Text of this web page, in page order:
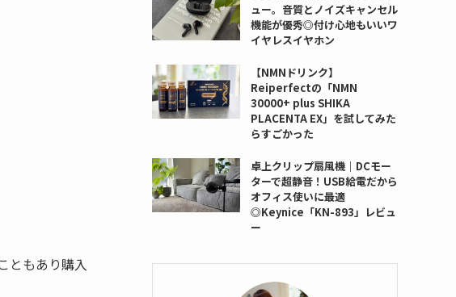
ともあり購入
ュー。音質とノイズキャンセル
機能が優秀◎付け心地もいいワ
イヤレスイヤホン
【NMNドリンク】
Reiperfectの「NMN
30000+ plus SHIKA
PLACENTA EX」を試してみた
らすごかった
卓上クリップ扇風機｜DCモー
ターで超静音！USB給電だから
オフィス使いに最適
◎Keynice「KN-893」レビュ
ー